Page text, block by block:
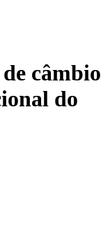
câmbio
do